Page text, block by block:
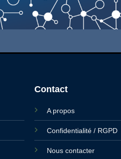
Contact
A propos
Confidentialité / RGPD
Nous contacter